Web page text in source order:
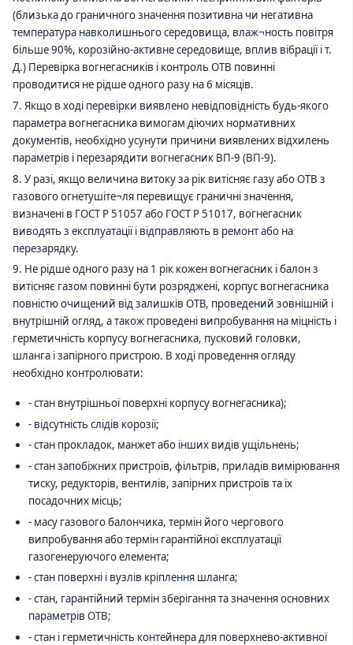
(близька до граничного значення позитивна чи негативна
температура навколишнього середовища, влаж¬ность повітря
більше 90%, корозійно-активне середовище, вплив вібрації і т.
Д.) Перевірка вогнегасників і контроль ОТВ повинні
проводитися не рідше одного разу на 6 місяців.
7. Якщо в ході перевірки виявлено невідповідність будь-якого
параметра вогнегасника вимогам діючих нормативних
документів, необхідно усунути причини виявлених відхилень
параметрів і перезарядити вогнегасник ВП-9 (ВП-9).
8. У разі, якщо величина витоку за рік витісняє газу або ОТВ з
газового огнетушіте¬ля перевищує граничні значення,
визначені в ГОСТ Р 51057 або ГОСТ Р 51017, вогнегасник
виводять з експлуатації і відправляють в ремонт або на
перезарядку.
9. Не рідше одного разу на 1 рік кожен вогнегасник і балон з
витісняє газом повинні бути розряджені, корпус вогнегасника
повністю очищений від залишків ОТВ, проведений зовнішній і
внутрішній огляд, а також проведені випробування на міцність і
герметичність корпусу вогнегасника, пусковий головки,
шланга і запірного пристрою. В ході проведення огляду
необхідно контролювати:
- стан внутрішньої поверхні корпусу вогнегасника);
- відсутність слідів корозії;
- стан прокладок, манжет або інших видів ущільнень;
- стан запобіжних пристроїв, фільтрів, приладів вимірювання
тиску, редукторів, вентилів, запірних пристроїв та їх
посадочних місць;
- масу газового балончика, термін його чергового
випробування або термін гарантійної експлуатації
газогенеруючого елемента;
- стан поверхні і вузлів кріплення шланга;
- стан, гарантійний термін зберігання та значення основних
параметрів ОТВ;
- стан і герметичність контейнера для поверхнево-активної